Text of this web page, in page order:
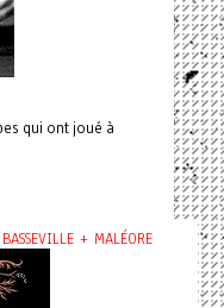
qui ont joué à
+ MALÉORE